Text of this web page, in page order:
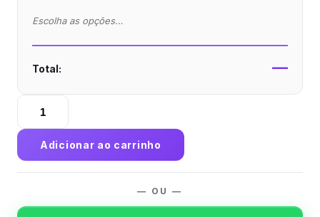
Escolha as opções…
Total: —
Capacho
Personalizado
quantidade
Adicionar ao carrinho
— OU —